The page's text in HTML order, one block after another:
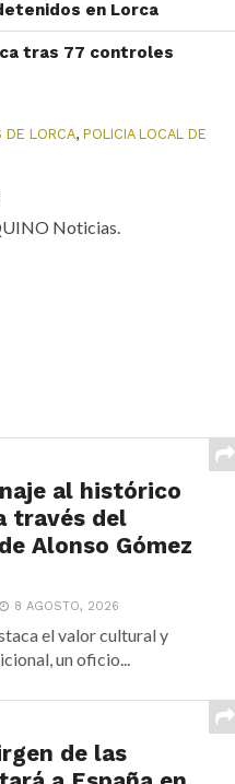
en Lorca
tras 77 controles
DE LORCA,POLICIA LOCAL DE
Noticias.
al histórico
través del
Alonso Gómez
8 AGOSTO, 2026
el valor cultural y
un oficio...
de las